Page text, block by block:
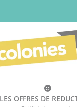
LES OFFRES DE